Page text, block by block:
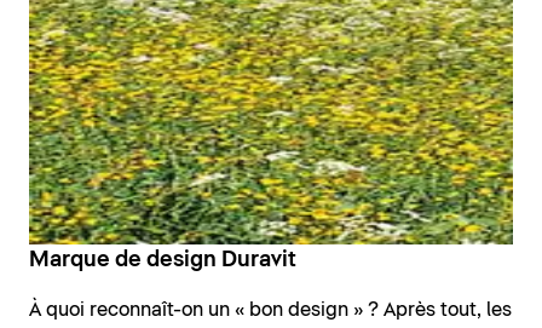
Marque de design Duravit
À quoi reconnaît-on un « bon design » ? Après tout, les